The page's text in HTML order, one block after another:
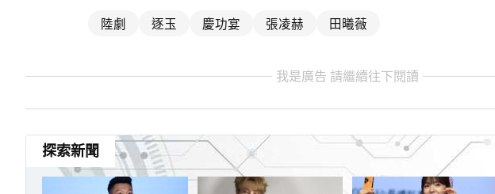
陸劇 逐玉 慶功宴 張凌赫 田曦薇
我是廣告 請繼續往下閱讀
探索新聞